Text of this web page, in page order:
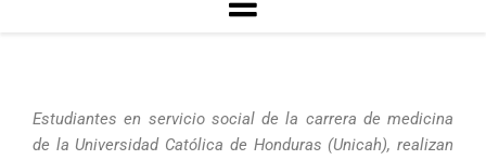
Estudiantes en servicio social de la carrera de medicina
de la Universidad Católica de Honduras (Unicah), realizan